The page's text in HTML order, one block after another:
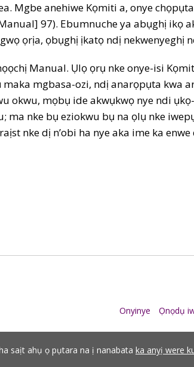
Mgbe anehiwe Kọmiti a, onye
97). Ebumnuche ya abụghị ikọ
ọrịa, ọbụghị ịkatọ ndị nekwenyeghị
Manual. Ụlọ ọrụ nke onye-isi
mgbasa-ozi, ndị anarọpụta kwa
okwu, mọbụ ide akwụkwọ nye ndi
nke bụ eziokwu bụ na ọlụ nke
nke dị n’obi ha nye aka ime ka
Onyinye Ọnọdụ
saịt ahụ ọ pụtara na ị nanabata ka anyị were